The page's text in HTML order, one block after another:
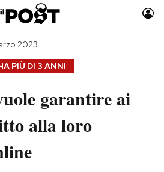
Auto
Moda
Consumismi
PIÙ DI 3 ANNI
2023
garantire ai
alla loro